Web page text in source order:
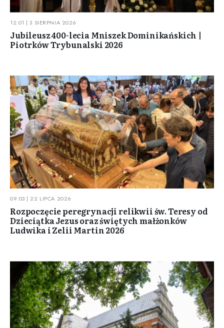
12:01 | 3 SIERPNIA 2026
Jubileusz 400-lecia Mniszek Dominikańskich |
Piotrków Trybunalski 2026
09:03 | 22 LIPCA 2026
Rozpoczęcie peregrynacji relikwii św. Teresy od
Dzieciątka Jezus oraz świętych małżonków
Ludwika i Zelii Martin 2026